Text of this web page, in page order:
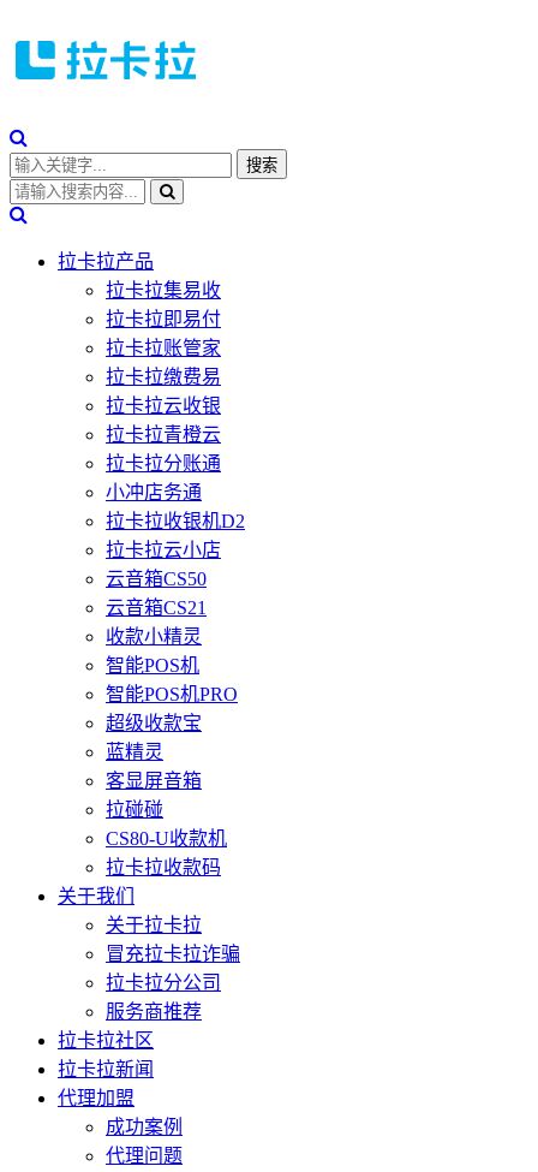
拉卡拉产品
拉卡拉集易收
拉卡拉即易付
拉卡拉账管家
拉卡拉缴费易
拉卡拉云收银
拉卡拉青橙云
拉卡拉分账通
小冲店务通
拉卡拉收银机D2
拉卡拉云小店
云音箱CS50
云音箱CS21
收款小精灵
智能POS机
智能POS机PRO
超级收款宝
蓝精灵
客显屏音箱
拉碰碰
CS80-U收款机
拉卡拉收款码
关于我们
关于拉卡拉
冒充拉卡拉诈骗
拉卡拉分公司
服务商推荐
拉卡拉社区
拉卡拉新闻
代理加盟
成功案例
代理问题